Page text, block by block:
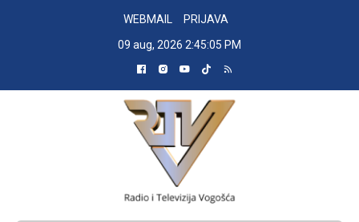
WEBMAIL
PRIJAVA
09 aug, 2026 2:45:06 PM